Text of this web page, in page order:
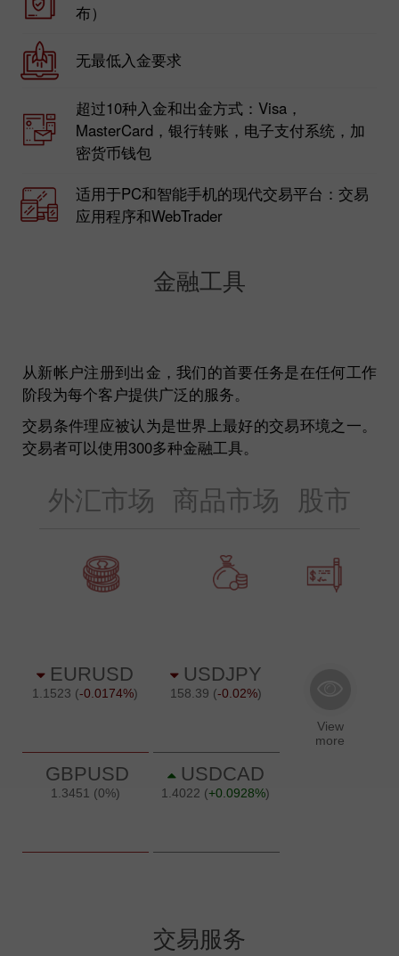
布）
无最低入金要求
超过10种入金和出金方式：Visa，
MasterCard，银行转账，电子支付系统，加
密货币钱包
适用于PC和智能手机的现代交易平台：交易
应用程序和WebTrader
金融工具
从新帐户注册到出金，我们的首要任务是在任何工作
阶段为每个客户提供广泛的服务。
交易条件理应被认为是世界上最好的交易环境之一。
交易者可以使用300多种金融工具。
外汇市场 商品市场 股市
交易服务